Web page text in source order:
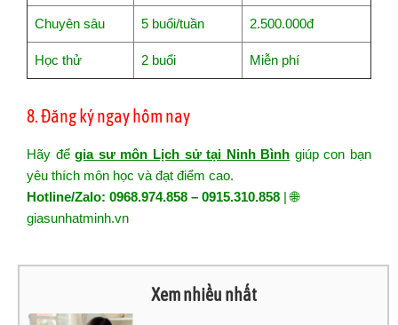
Chuyên sâu 5 buổi/tuần 2.500.000đ
Học thử 2 buổi Miễn phí
8. Đăng ký ngay hôm nay
Hãy đểgia sư môn Lịch sử tại Ninh Bình giúp con bạn
yêu thích môn học và đạt điểm cao.
Hotline/Zalo: 0968.974.858 – 0915.310.858 | 🌐
giasunhatminh.vn
Xem nhiều nhất